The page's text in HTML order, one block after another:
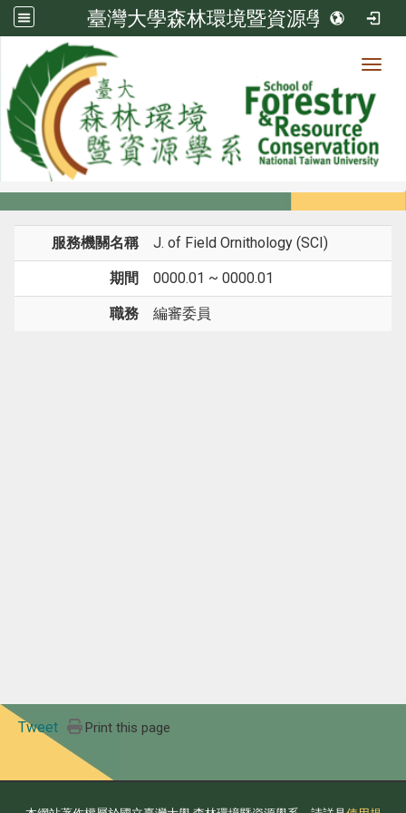
臺灣大學森林環境暨資源學系
系所成員
系所成員
服務機關名稱 J. of Field Ornithology (SCI)
期間 0000.01 ~ 0000.01
職務 編審委員
Tweet Print this page